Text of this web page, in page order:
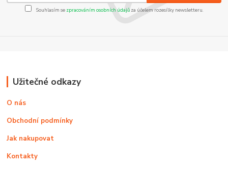
Souhlasím se zpracováním osobních údajůza účelem rozesílky newsletteru.
Užitečné odkazy
O nás
Obchodní podmínky
Jak nakupovat
Kontakty